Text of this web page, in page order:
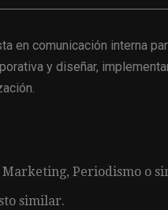
en comunicación interna
y diseñar,
Periodismo o
similar.